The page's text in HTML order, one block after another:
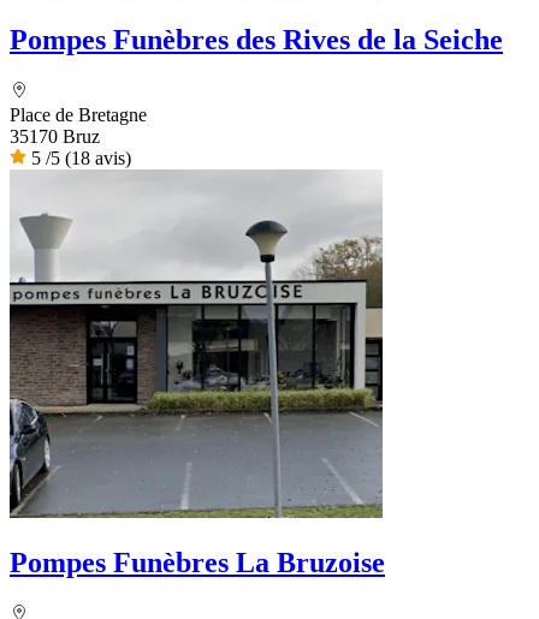
Pompes Funèbres des Rives de la Seiche
Place de Bretagne
35170 Bruz
5 /5 (18 avis)
Pompes Funèbres La Bruzoise